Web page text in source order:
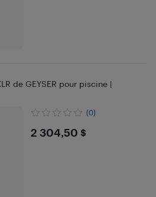
de GEYSER pour piscine |
(0)
$2304.5
2 304,50 $